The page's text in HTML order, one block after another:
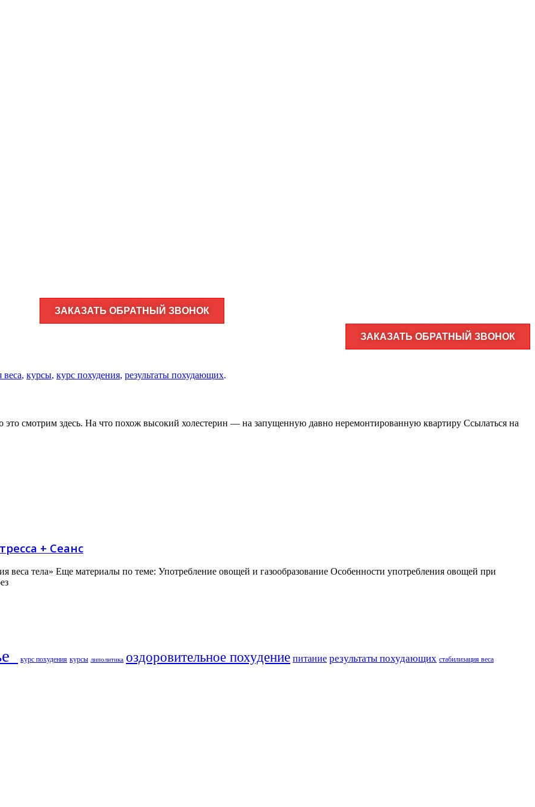
ЗАКАЗАТЬ ОБРАТНЫЙ ЗВОНОК
ЗАКАЗАТЬ ОБРАТНЫЙ ЗВОНОК
веса, курсы, курс похудения, результаты похудающих.
смотрим здесь. На что похож высокий холестерин — на запущенную давно неремонтированную квартиру Ссылаться на
+ Сеанс
веса тела» Еще материалы по теме: Употребление овощей и газообразование Особенности употребления овощей при
курс похудения курсы липолитика оздоровительное похудение питание результаты похудающих стабилизация веса